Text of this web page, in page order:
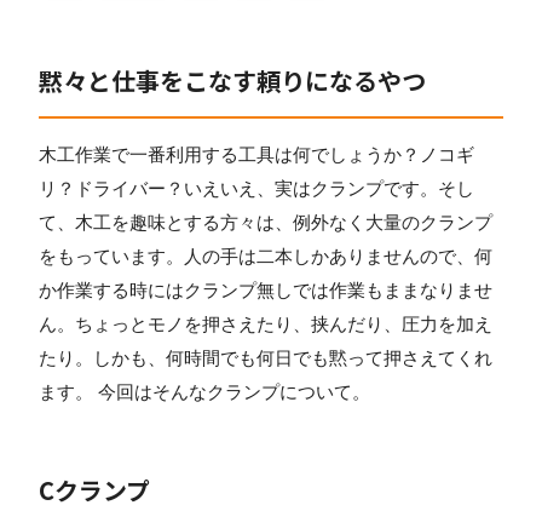
黙々と仕事をこなす頼りになるやつ
木工作業で一番利用する工具は何でしょうか？ノコギ
リ？ドライバー？いえいえ、実はクランプです。そし
て、木工を趣味とする方々は、例外なく大量のクランプ
をもっています。人の手は二本しかありませんので、何
か作業する時にはクランプ無しでは作業もままなりませ
ん。ちょっとモノを押さえたり、挟んだり、圧力を加え
たり。しかも、何時間でも何日でも黙って押さえてくれ
ます。 今回はそんなクランプについて。
Cクランプ